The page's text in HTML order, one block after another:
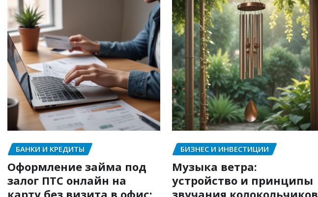
БАНКИ И КРЕДИТЫ
Оформление займа под
залог ПТС онлайн на
БИЗНЕС И ИНВЕСТИЦИИ
Музыка ветра:
устройство и принципы